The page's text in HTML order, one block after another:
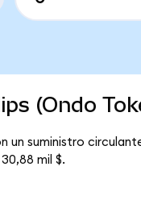
(Ondo
un suministro
mil $.